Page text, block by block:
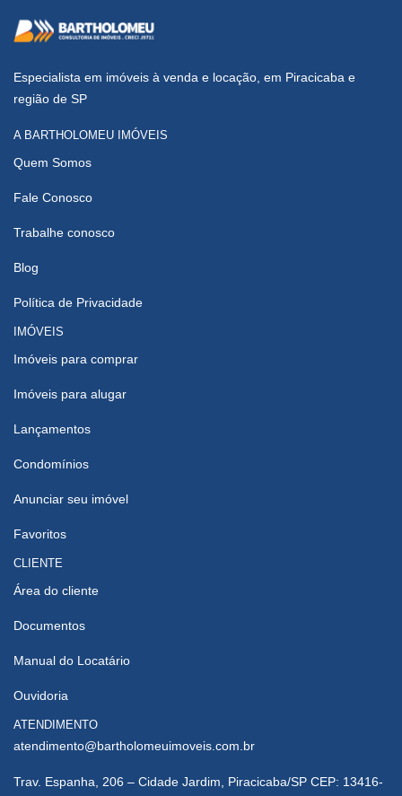
Especialista em imóveis à venda e locação, em Piracicaba e
região de SP
A BARTHOLOMEU IMÓVEIS
Quem Somos
Fale Conosco
Trabalhe conosco
Blog
Política de Privacidade
IMÓVEIS
Imóveis para comprar
Imóveis para alugar
Lançamentos
Condomínios
Anunciar seu imóvel
Favoritos
CLIENTE
Área do cliente
Documentos
Manual do Locatário
Ouvidoria
ATENDIMENTO
atendimento@bartholomeuimoveis.com.br
Trav. Espanha, 206 – Cidade Jardim, Piracicaba/SP CEP: 13416-